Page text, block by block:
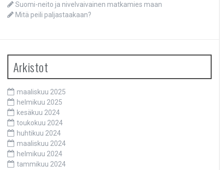
Suomi-neito ja nivelvaivainen matkamies maan
Mitä peili paljastaakaan?
Arkistot
maaliskuu 2025
helmikuu 2025
kesäkuu 2024
toukokuu 2024
huhtikuu 2024
maaliskuu 2024
helmikuu 2024
tammikuu 2024